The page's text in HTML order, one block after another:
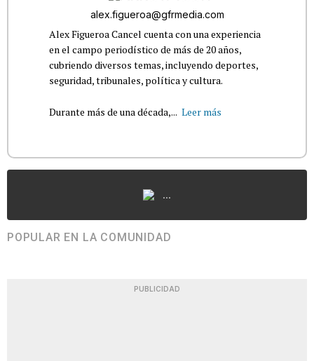
alex.figueroa@gfrmedia.com
Alex Figueroa Cancel cuenta con una experiencia
en el campo periodístico de más de 20 años,
cubriendo diversos temas, incluyendo deportes,
seguridad, tribunales, política y cultura.
Durante más de una década,... Leer más
...
POPULAR EN LA COMUNIDAD
PUBLICIDAD